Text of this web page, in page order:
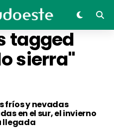
tagged
sierra"
fríos y nevadas
en el sur, el invierno
llegada